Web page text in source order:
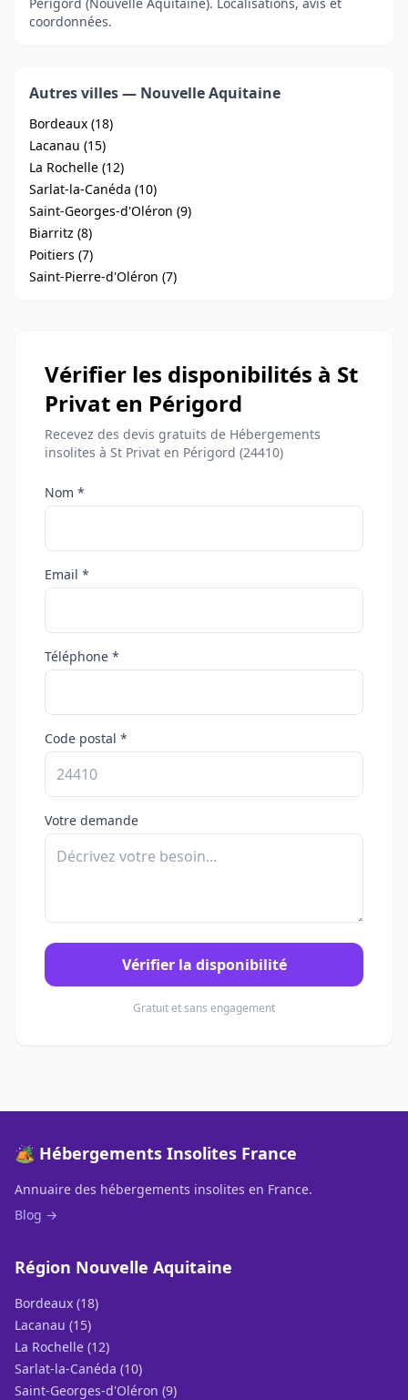
coordonnées.
Autres villes — Nouvelle Aquitaine
Bordeaux (18)
Lacanau (15)
La Rochelle (12)
Sarlat-la-Canéda (10)
Saint-Georges-d'Oléron (9)
Biarritz (8)
Poitiers (7)
Saint-Pierre-d'Oléron (7)
Vérifier les disponibilités à St
Privat en Périgord
Recevez des devis gratuits de Hébergements
insolites à St Privat en Périgord (24410)
Nom *
Email *
Téléphone *
Code postal *
Votre demande
Vérifier la disponibilité
Gratuit et sans engagement
🏕️ Hébergements Insolites France
Annuaire des hébergements insolites en France.
Blog →
Région Nouvelle Aquitaine
Bordeaux (18)
Lacanau (15)
La Rochelle (12)
Sarlat-la-Canéda (10)
Saint-Georges-d'Oléron (9)